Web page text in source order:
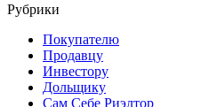
Рубрики
Покупателю
Продавцу
Инвестору
Дольщику
Сам Себе Риэлтор